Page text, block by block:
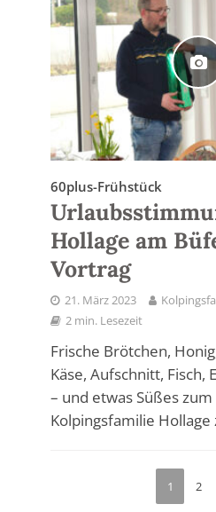
60plus-Frühstück
Hollage am
Vortrag
21. März 2023
2 min. Lesezeit
Frische Brötchen,
Käse, Aufschnitt, Fisch,
– und etwas Süßes
Kolpingsfamilie Hollage
1 2